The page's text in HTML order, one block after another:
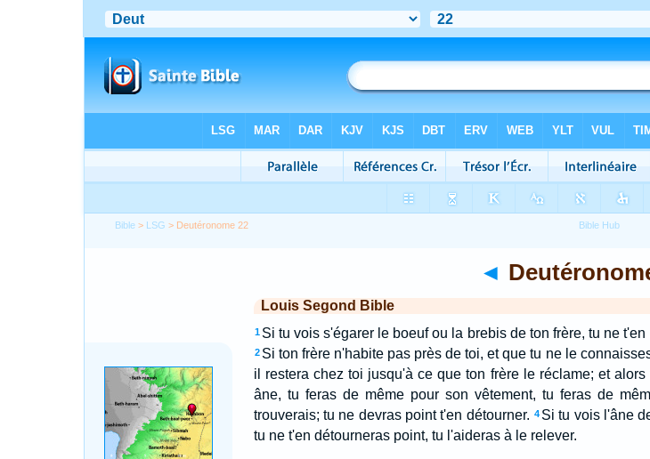
Bible > LSG > Deutéronome 22
◄
Louis Segond Bible
1 Si tu vois s'égarer le boeuf ou la brebis de ton frère, tu ne
2 Si ton frère n'habite pas près de toi, et que tu ne le
il restera chez toi jusqu'à ce que ton frère le réclame; et
âne, tu feras de même pour son vêtement, tu feras de
trouverais; tu ne devras point t'en détourner. 4 Si tu vois l'âne
tu ne t'en détourneras point, tu l'aideras à le relever.